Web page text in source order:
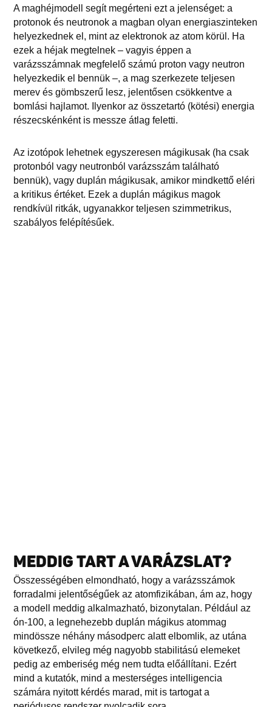
A maghéjmodell segít megérteni ezt a jelenséget: a
protonok és neutronok a magban olyan energiaszinteken
helyezkednek el, mint az elektronok az atom körül. Ha
ezek a héjak megtelnek – vagyis éppen a
varázsszámnak megfelelő számú proton vagy neutron
helyezkedik el bennük –, a mag szerkezete teljesen
merev és gömbszerű lesz, jelentősen csökkentve a
bomlási hajlamot. Ilyenkor az összetartó (kötési) energia
részecskénként is messze átlag feletti.
Az izotópok lehetnek egyszeresen mágikusak (ha csak
protonból vagy neutronból varázsszám található
bennük), vagy duplán mágikusak, amikor mindkettő eléri
a kritikus értéket. Ezek a duplán mágikus magok
rendkívül ritkák, ugyanakkor teljesen szimmetrikus,
szabályos felépítésűek.
MEDDIG TART A VARÁZSLAT?
Összességében elmondható, hogy a varázsszámok
forradalmi jelentőségűek az atomfizikában, ám az, hogy
a modell meddig alkalmazható, bizonytalan. Például az
ón-100, a legnehezebb duplán mágikus atommag
mindössze néhány másodperc alatt elbomlik, az utána
következő, elvileg még nagyobb stabilitású elemeket
pedig az emberiség még nem tudta előállítani. Ezért
mind a kutatók, mind a mesterséges intelligencia
számára nyitott kérdés marad, mit is tartogat a